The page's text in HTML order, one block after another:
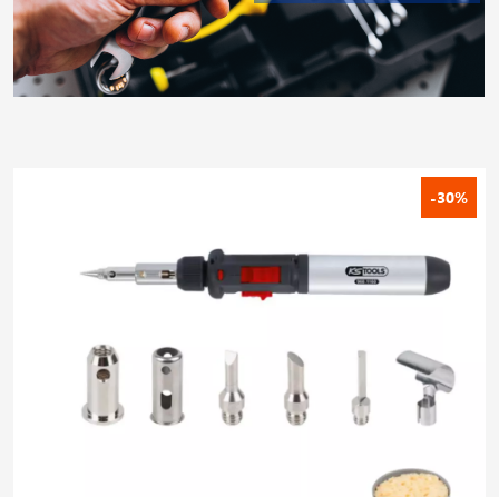
-30%